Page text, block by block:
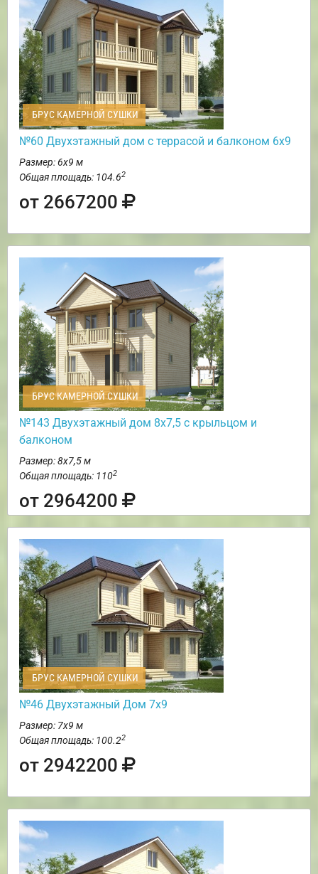
БРУС КАМЕРНОЙ СУШКИ
№60 Двухэтажный дом с террасой и балконом 6х9
Размер: 6х9 м
Общая площадь: 104.62
от 2667200
БРУС КАМЕРНОЙ СУШКИ
№143 Двухэтажный дом 8х7,5 с крыльцом и
балконом
Размер: 8х7,5 м
Общая площадь: 1102
от 2964200
БРУС КАМЕРНОЙ СУШКИ
№46 Двухэтажный Дом 7х9
Размер: 7х9 м
Общая площадь: 100.22
от 2942200